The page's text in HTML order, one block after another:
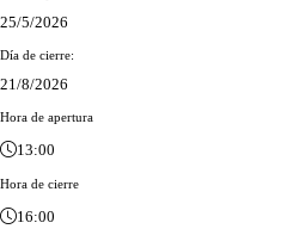
25/5/2026
Día de cierre:
21/8/2026
Hora de apertura
13:00
Hora de cierre
16:00